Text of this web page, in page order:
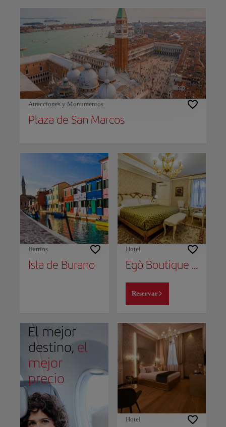
Atracciones y Monumentos
Plaza de San Marcos
Barrios
Isla de Burano
Hotel
Egò Boutique Hotel The Silk Road
Reservar
El mejor
destino, el
mejor
precio
Hotel